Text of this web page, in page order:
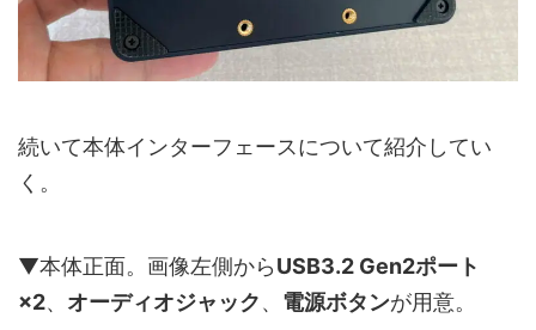
続いて本体インターフェースについて紹介してい
く。
▼本体正面。画像左側からUSB3.2 Gen2ポート
×2、 オーディオジャック、 電源ボタンが用意。